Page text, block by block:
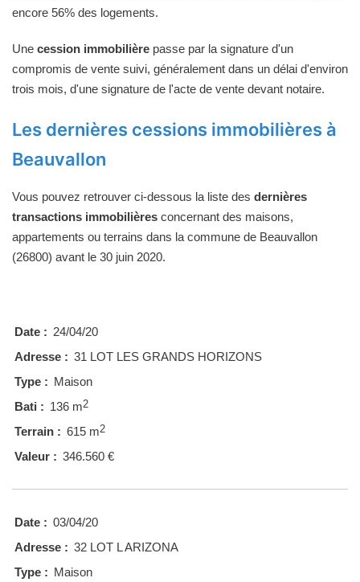
encore 56% des logements.
Une cession immobilière passe par la signature d'un
compromis de vente suivi, généralement dans un délai d'environ
trois mois, d'une signature de l'acte de vente devant notaire.
Les dernières cessions immobilières à
Beauvallon
Vous pouvez retrouver ci-dessous la liste des dernières
transactions immobilières concernant des maisons,
appartements ou terrains dans la commune de Beauvallon
(26800) avant le 30 juin 2020.
Date : 24/04/20
Adresse : 31 LOT LES GRANDS HORIZONS
Type : Maison
Bati : 136 m2
Terrain : 615 m2
Valeur : 346.560 €
Date : 03/04/20
Adresse : 32 LOT L ARIZONA
Type : Maison